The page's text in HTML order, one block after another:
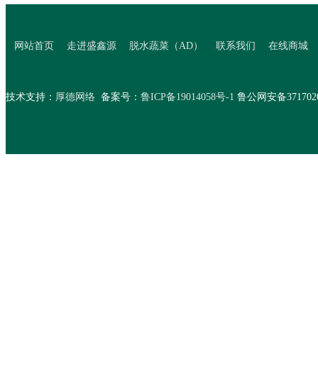
网站首页 走进盛鑫源 脱水蔬菜（AD） 联系我们 在线商城
技术支持： 厚德网络 备案号： 鲁ICP备19014058号-1 鲁公网安备